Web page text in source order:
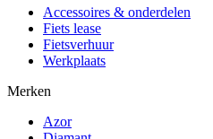
Accessoires & onderdelen
Fiets lease
Fietsverhuur
Werkplaats
Merken
Azor